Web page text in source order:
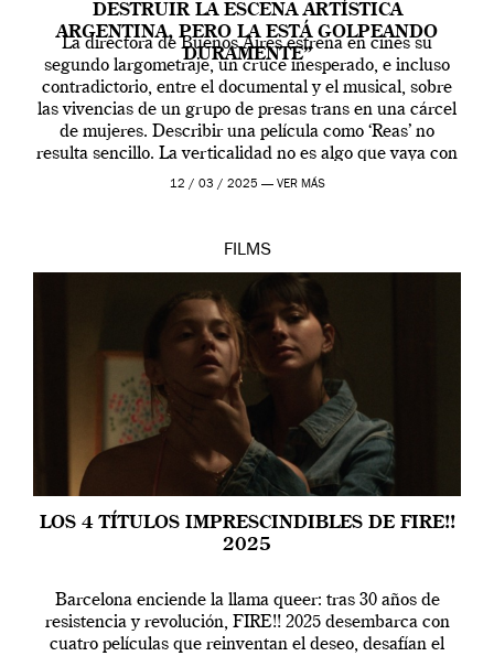
DESTRUIR LA ESCENA ARTÍSTICA
ARGENTINA, PERO LA ESTÁ GOLPEANDO
DURAMENTE”
La directora de Buenos Aires estrena en cines su
segundo largometraje, un cruce inesperado, e incluso
contradictorio, entre el documental y el musical, sobre
las vivencias de un grupo de presas trans en una cárcel
de mujeres. Describir una película como ‘Reas’ no
resulta sencillo. La verticalidad no es algo que vaya con
la artista, […]
12 / 03 / 2025 — VER MÁS
FILMS
LOS 4 TÍTULOS IMPRESCINDIBLES DE FIRE!!
2025
Barcelona enciende la llama queer: tras 30 años de
resistencia y revolución, FIRE!! 2025 desembarca con
cuatro películas que reinventan el deseo, desafían el